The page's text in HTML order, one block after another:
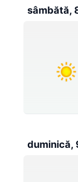
sâmbătă,
duminică,